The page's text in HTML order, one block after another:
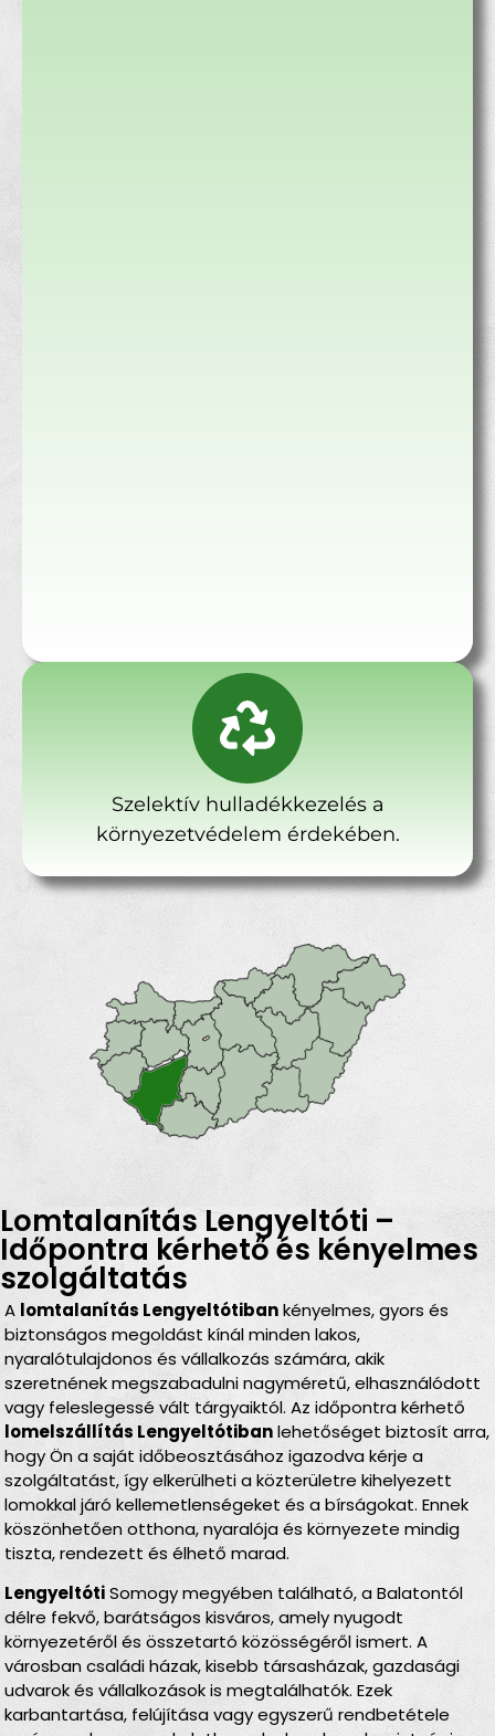
Szelektív hulladékkezelés a
környezetvédelem érdekében.
Lomtalanítás Lengyeltóti –
Időpontra kérhető és kényelmes
szolgáltatás
A lomtalanítás Lengyeltótibankényelmes, gyors és
biztonságos megoldást kínál minden lakos,
nyaralótulajdonos és vállalkozás számára, akik
szeretnének megszabadulni nagyméretű, elhasználódott
vagy feleslegessé vált tárgyaiktól. Az időpontra kérhető
lomelszállítás Lengyeltótibanlehetőséget biztosít arra,
hogy Ön a saját időbeosztásához igazodva kérje a
szolgáltatást, így elkerülheti a közterületre kihelyezett
lomokkal járó kellemetlenségeket és a bírságokat. Ennek
köszönhetően otthona, nyaralója és környezete mindig
tiszta, rendezett és élhető marad.
LengyeltótiSomogy megyében található, a Balatontól
délre fekvő, barátságos kisváros, amely nyugodt
környezetéről és összetartó közösségéről ismert. A
városban családi házak, kisebb társasházak, gazdasági
udvarok és vállalkozások is megtalálhatók. Ezek
karbantartása, felújítása vagy egyszerű rendbetétele